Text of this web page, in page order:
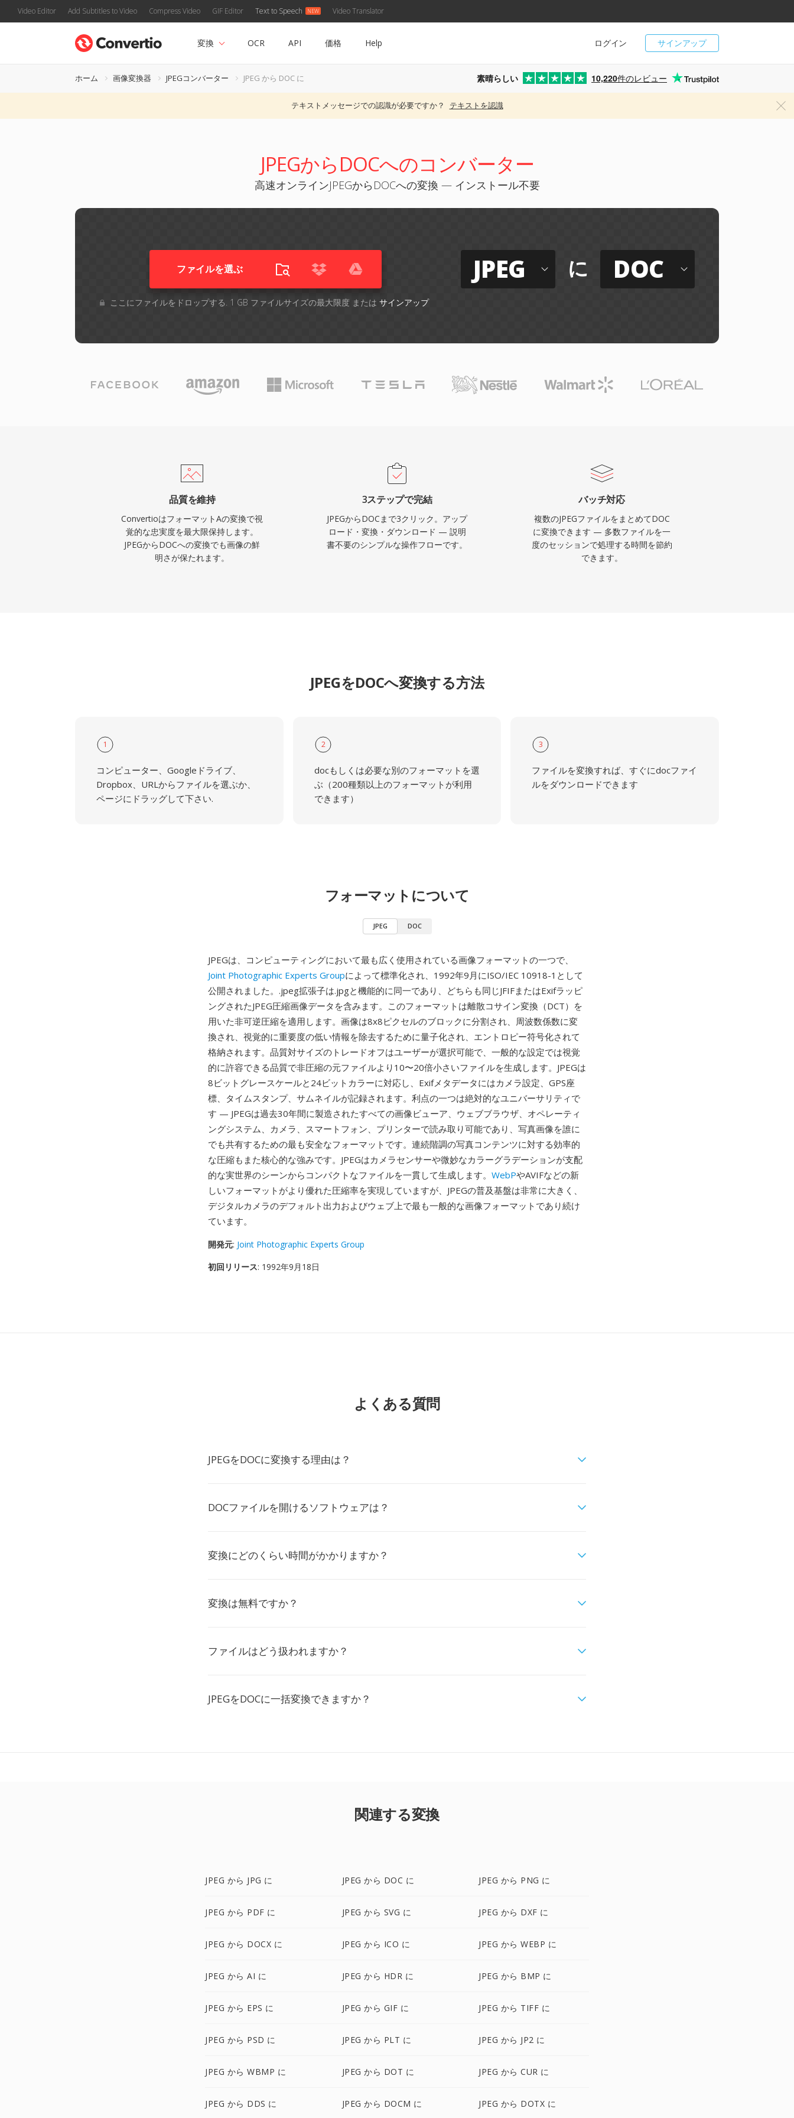
Video Editor Add Subtitles to Video Compress Video GIF Editor Text to Speech Video Translator
サインアップ
ログイン
変換 OCR API 価格 Help
ホーム 画像変換器 JPEGコンバーター JPEG から DOC に 素晴らしい 10,220件のレビュー
テキストメッセージでの認識が必要ですか？ テキストを認識
JPEGからDOCへのコンバーター
高速オンラインJPEGからDOCへの変換 — インストール不要
ファイルを選ぶ
ここにファイルをドロップする. 1 GB ファイルサイズの最大限度 または サインアップ
JPEG に DOC
品質を維持
ConvertioはフォーマットAの変換で視
覚的な忠実度を最大限保持します。
JPEGからDOCへの変換でも画像の鮮
明さが保たれます。
3ステップで完結
JPEGからDOCまで3クリック。アップ
ロード・変換・ダウンロード — 説明
書不要のシンプルな操作フローです。
バッチ対応
複数のJPEGファイルをまとめてDOC
に変換できます — 多数ファイルを一
度のセッションで処理する時間を節約
できます。
JPEGをDOCへ変換する方法
1
コンピューター、Googleドライブ、
Dropbox、URLからファイルを選ぶか、
ページにドラッグして下さい.
2
docもしくは必要な別のフォーマットを選
ぶ（200種類以上のフォーマットが利用
できます）
3
ファイルを変換すれば、すぐにdocファイ
ルをダウンロードできます
フォーマットについて
JPEG DOC
JPEGは、コンピューティングにおいて最も広く使用されている画像フォーマットの一つで、
Joint Photographic Experts Groupによって標準化され、1992年9月にISO/IEC 10918-1として
公開されました。.jpeg拡張子は.jpgと機能的に同一であり、どちらも同じJFIFまたはExifラッピ
ングされたJPEG圧縮画像データを含みます。このフォーマットは離散コサイン変換（DCT）を
用いた非可逆圧縮を適用します。画像は8x8ピクセルのブロックに分割され、周波数係数に変
換され、視覚的に重要度の低い情報を除去するために量子化され、エントロピー符号化されて
格納されます。品質対サイズのトレードオフはユーザーが選択可能で、一般的な設定では視覚
的に許容できる品質で非圧縮の元ファイルより10〜20倍小さいファイルを生成します。JPEGは
8ビットグレースケールと24ビットカラーに対応し、Exifメタデータにはカメラ設定、GPS座
標、タイムスタンプ、サムネイルが記録されます。利点の一つは絶対的なユニバーサリティで
す — JPEGは過去30年間に製造されたすべての画像ビューア、ウェブブラウザ、オペレーティ
ングシステム、カメラ、スマートフォン、プリンターで読み取り可能であり、写真画像を誰に
でも共有するための最も安全なフォーマットです。連続階調の写真コンテンツに対する効率的
な圧縮もまた核心的な強みです。JPEGはカメラセンサーや微妙なカラーグラデーションが支配
的な実世界のシーンからコンパクトなファイルを一貫して生成します。 WebPやAVIFなどの新
しいフォーマットがより優れた圧縮率を実現していますが、JPEGの普及基盤は非常に大きく、
デジタルカメラのデフォルト出力およびウェブ上で最も一般的な画像フォーマットであり続け
ています。
開発元: Joint Photographic Experts Group
初回リリース: 1992年9月18日
よくある質問
JPEGをDOCに変換する理由は？
DOCファイルを開けるソフトウェアは？
変換にどのくらい時間がかかりますか？
変換は無料ですか？
ファイルはどう扱われますか？
JPEGをDOCに一括変換できますか？
関連する変換
JPEG から JPG に JPEG から DOC に JPEG から PNG に
JPEG から PDF に JPEG から SVG に JPEG から DXF に
JPEG から DOCX に JPEG から ICO に JPEG から WEBP に
JPEG から AI に JPEG から HDR に JPEG から BMP に
JPEG から EPS に JPEG から GIF に JPEG から TIFF に
JPEG から PSD に JPEG から PLT に JPEG から JP2 に
JPEG から WBMP に JPEG から DOT に JPEG から CUR に
JPEG から DDS に JPEG から DOCM に JPEG から DOTX に